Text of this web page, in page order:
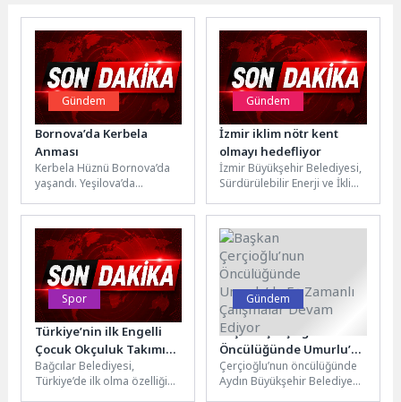
Gündem
Bornova’da Kerbela
Anması
Kerbela Hüznü Bornova’da
yaşandı. Yeşilova’da
ve Kerbela Şehitlerini Anma
Programı’nda 1387 yıldır
dinmeyen...
Gündem
İzmir iklim nötr kent
olmayı hedefliyor
İzmir Büyükşehir Belediyesi,
Sürdürülebilir Enerji ve İklim
güncelleyerek kentin 2050
iklim vizyonunu...
Spor
Türkiye’nin ilk Engelli
Çocuk Okçuluk Takımı
Bağcılar’da kuruldu
Bağcılar Belediyesi,
Türkiye’de ilk olma özelliği
Gündem
Başkan Çerçioğlu’nun
Öncülüğünde Umurlu’da
Eş Zamanlı Çalışmalar
Devam Ediyor
Çerçioğlu’nun öncülüğünde
Aydın Büyükşehir Belediyesi